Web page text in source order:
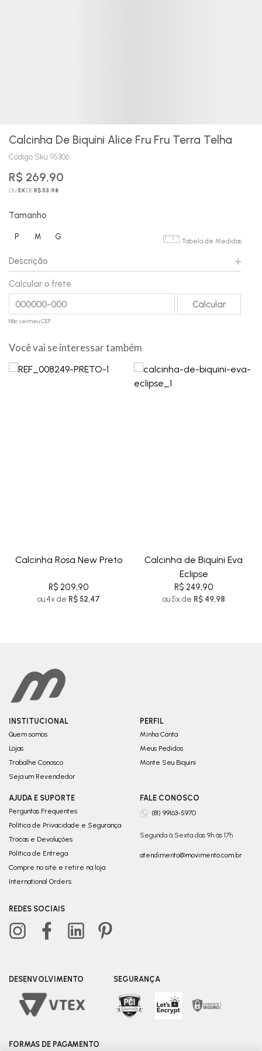
Calcinha De Biquíni Alice Fru Fru Terra Telha
Código Sku: 95306
R$ 269,90
OU5XDER$ 53,98
Tamanho
P M G
Tabela de Medidas
Descrição
Calcular o frete
Não sei meu CEP
Você vai se interessar também
Calcinha Rosa New Preto
R$ 209,90
ou 4x de R$ 52,47
Calcinha de Biquíni Eva
Eclipse
R$ 249,90
ou 5x de R$ 49,98
INSTITUCIONAL
Quem somos
Lojas
Trabalhe Conosco
Seja um Revendedor
PERFIL
Minha Conta
Meus Pedidos
Monte Seu Biquini
AJUDA E SUPORTE
Perguntas Frequentes
Política de Privacidade e Segurança
Trocas e Devoluções
Política de Entrega
Compre no site e retire na loja
International Orders
FALE CONOSCO
(81) 99163-5970
Segunda à Sexta das 9h às 17h
atendimento@movimento.com.br
REDES SOCIAIS
DESENVOLVIMENTO SEGURANÇA
FORMAS DE PAGAMENTO